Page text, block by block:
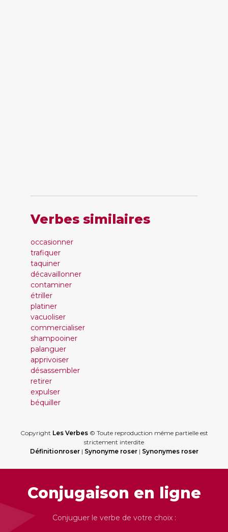
Verbes similaires
occasionner
trafiquer
taquiner
décavaillonner
contaminer
étriller
platiner
vacuoliser
commercialiser
shampooiner
palanguer
apprivoiser
désassembler
retirer
expulser
béquiller
Copyright Les Verbes© Toute reproduction même partielle est
strictement interdite
Définitionroser| Synonyme roser| Synonymes roser
Conjugaison en ligne
Conjuguer le verbe de votre choix :